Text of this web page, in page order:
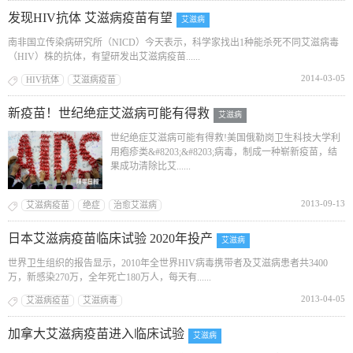
发现HIV抗体 艾滋病疫苗有望 艾滋病
南非国立传染病研究所（NICD）今天表示，科学家找出1种能杀死不同艾滋病毒
（HIV）株的抗体，有望研发出艾滋病疫苗......
HIV抗体 艾滋病疫苗 2014-03-05
新疫苗！世纪绝症艾滋病可能有得救 艾滋病
世纪绝症艾滋病可能有得救!美国俄勒岗卫生科技大学利
用疱疹类&#8203;&#8203;病毒，制成一种崭新疫苗，结
果成功清除比艾......
艾滋病疫苗 绝症 治愈艾滋病 2013-09-13
日本艾滋病疫苗临床试验 2020年投产 艾滋病
世界卫生组织的报告显示，2010年全世界HIV病毒携带者及艾滋病患者共3400
万，新感染270万，全年死亡180万人，每天有......
艾滋病疫苗 艾滋病毒 2013-04-05
加拿大艾滋病疫苗进入临床试验 艾滋病